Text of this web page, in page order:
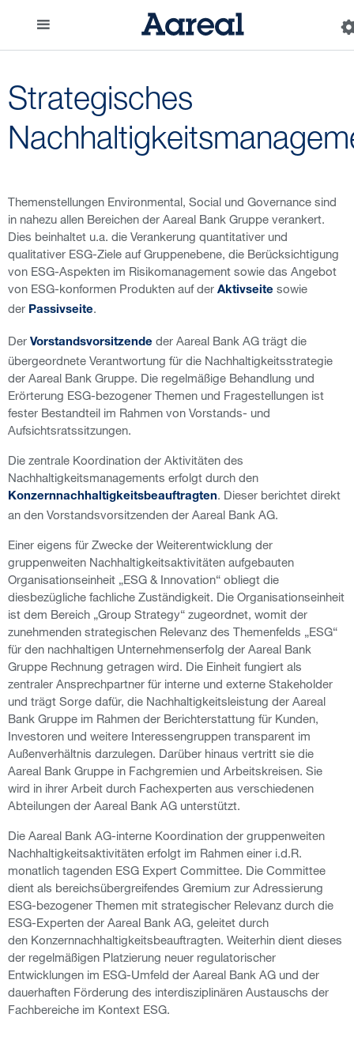
Strategisches
Themenstellungen Environmental, Social und Governance sind
in nahezu allen Bereichen der Aareal Bank Gruppe verankert.
Dies beinhaltet u.a. die Verankerung quantitativer und
qualitativer ESG-Ziele auf Gruppenebene, die Berücksichtigung
von ESG-Aspekten im Risikomanagement sowie das Angebot
von ESG-konformen Produkten auf der Aktivseite sowie
der Passivseite.
Der Vorstandsvorsitzende der Aareal Bank AG trägt die
übergeordnete Verantwortung für die Nachhaltigkeitsstrategie
der Aareal Bank Gruppe. Die regelmäßige Behandlung und
Erörterung ESG-bezogener Themen und Fragestellungen ist
fester Bestandteil im Rahmen von Vorstands- und
Aufsichtsratssitzungen.
Die zentrale Koordination der Aktivitäten des
Nachhaltigkeitsmanagements erfolgt durch den
Konzernnachhaltigkeitsbeauftragten. Dieser berichtet direkt
an den Vorstandsvorsitzenden der Aareal Bank AG.
Einer eigens für Zwecke der Weiterentwicklung der
gruppenweiten Nachhaltigkeitsaktivitäten aufgebauten
Organisationseinheit „ESG & Innovation“ obliegt die
diesbezügliche fachliche Zuständigkeit. Die Organisationseinheit
ist dem Bereich „Group Strategy“ zugeordnet, womit der
zunehmenden strategischen Relevanz des Themenfelds „ESG“
für den nachhaltigen Unternehmenserfolg der Aareal Bank
Gruppe Rechnung getragen wird. Die Einheit fungiert als
zentraler Ansprechpartner für interne und externe Stakeholder
und trägt Sorge dafür, die Nachhaltigkeitsleistung der Aareal
Bank Gruppe im Rahmen der Berichterstattung für Kunden,
Investoren und weitere Interessengruppen transparent im
Außenverhältnis darzulegen. Darüber hinaus vertritt sie die
Aareal Bank Gruppe in Fachgremien und Arbeitskreisen. Sie
wird in ihrer Arbeit durch Fachexperten aus verschiedenen
Abteilungen der Aareal Bank AG unterstützt.
Die Aareal Bank AG-interne Koordination der gruppenweiten
Nachhaltigkeitsaktivitäten erfolgt im Rahmen einer i.d.R.
monatlich tagenden ESG Expert Committee. Die Committee
dient als bereichsübergreifendes Gremium zur Adressierung
ESG-bezogener Themen mit strategischer Relevanz durch die
ESG-Experten der Aareal Bank AG, geleitet durch
den Konzernnachhaltigkeitsbeauftragten. Weiterhin dient dieses
der regelmäßigen Platzierung neuer regulatorischer
Entwicklungen im ESG-Umfeld der Aareal Bank AG und der
dauerhaften Förderung des interdisziplinären Austauschs der
Fachbereiche im Kontext ESG.